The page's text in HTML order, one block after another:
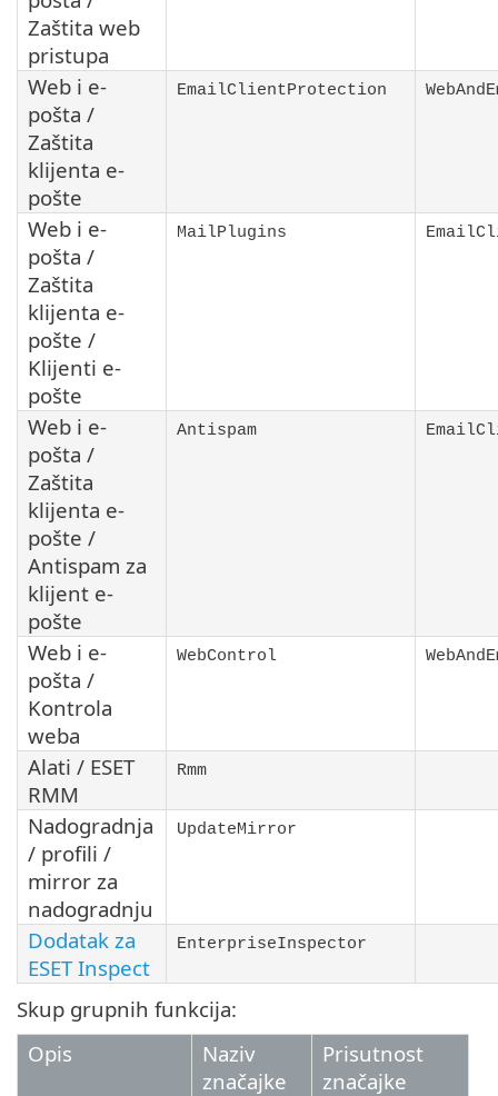
Zaštita web
pristupa
Web i e-
pošta /
Zaštita
klijenta e-
pošte
EmailClientProtection
Web i e-
pošta /
Zaštita
klijenta e-
pošte /
Klijenti e-
pošte
MailPlugins
Web i e-
pošta /
Zaštita
klijenta e-
pošte /
Antispam za
klijent e-
pošte
Antispam
Web i e-
pošta /
Kontrola
weba
WebControl
Alati / ESET
RMM
Rmm
Nadogradnja
/ profili /
mirror za
nadogradnju
UpdateMirror
Dodatak za
ESET Inspect
EnterpriseInspector
Skup grupnih funkcija:
Opis
Naziv
značajke
Prisutnost
značajke